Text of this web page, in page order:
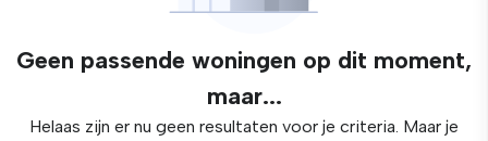
Geen passende woningen op dit moment,
maar...
Helaas zijn er nu geen resultaten voor je criteria. Maar je